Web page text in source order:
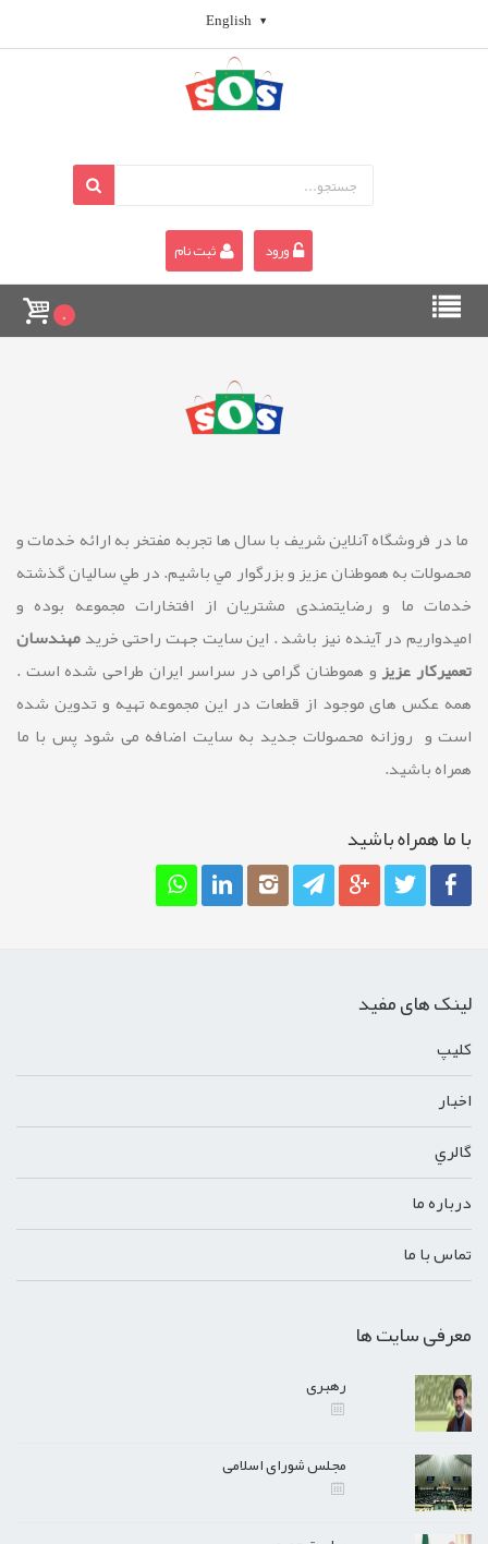
English
ورود ثبت نام
0
ما در فروشگاه آنلاین شريف با سال ها تجربه مفتخر به ارائه خدمات و
محصولات به هموطنان عزیز و بزرگوار مي باشيم. در طي ساليان گذشته
خدمات ما و رضايتمندی مشتريان از افتخارات مجموعه بوده و
امیدواریم در آینده نیز باشد . این سایت جهت راحتی خریدمهندسان
تعمیرکار عزیزو هموطنان گرامی در سراسر ایران طراحی شده است .
همه عکس های موجود از قطعات در این مجموعه تهیه و تدوین شده
است و روزانه محصولات جدید به سایت اضافه می شود پس با ما
همراه باشید.
با ما همراه باشيد
لینک های مفید
کليپ
اخبار
گالري
درباره ما
تماس با ما
معرفی سایت ها
رهبری
مجلس شورای اسلامی